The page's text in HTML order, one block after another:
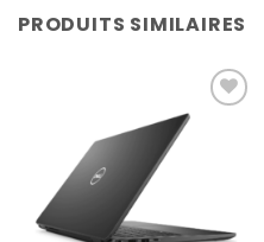
PRODUITS SIMILAIRES